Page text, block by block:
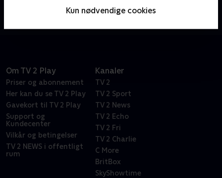
Kun nødvendige cookies
ordspil. Bare spørg den vanvittigt frustrerede Dr.
Om TV 2 Play
Priser og abonnement
Her kan du se TV 2 Play
Gavekort til TV 2 Play
Support og
Kundecenter
Vilkår og betingelser
TV 2 NEWS i offentligt
rum
Kanaler
TV 2
TV 2 Sport
TV 2 News
TV 2 Echo
TV 2 Fri
TV 2 Charlie
C More
BritBox
SkyShowtime